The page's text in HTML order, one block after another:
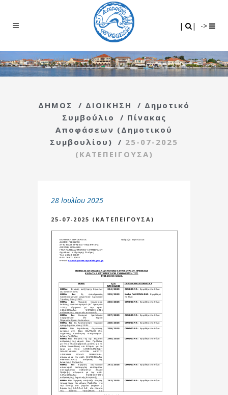
| | ->
ΔΗΜΟΣ / ΔΙΟΙΚΗΣΗ / Δημοτικό
Συμβούλιο
/ Πίνακας
Αποφάσεων (Δημοτικού
Συμβουλίου)
/ 25-07-2025
(ΚΑΤΕΠΕΙΓΟΥΣΑ)
28 Ιουλίου 2025
25-07-2025 (ΚΑΤΕΠΕΙΓΟΥΣΑ)